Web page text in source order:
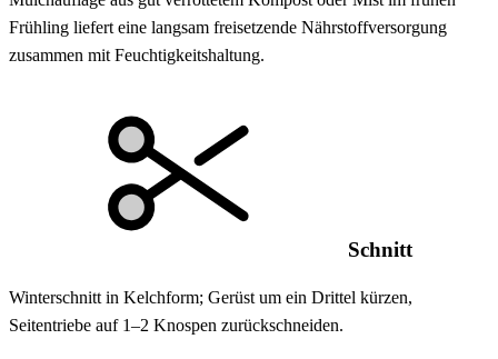
Frühling liefert eine langsam freisetzende Nährstoffversorgung
zusammen mit Feuchtigkeitshaltung.
Schnitt
Winterschnitt in Kelchform; Gerüst um ein Drittel kürzen,
Seitentriebe auf 1–2 Knospen zurückschneiden.